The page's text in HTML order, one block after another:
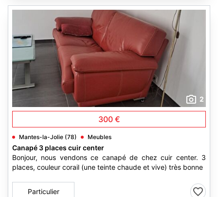
2
300 €
Mantes-la-Jolie (78) Meubles
Canapé 3 places cuir center
Bonjour, nous vendons ce canapé de chez cuir center. 3
places, couleur corail (une teinte chaude et vive) très bonne
Particulier